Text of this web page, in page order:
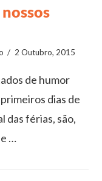
2 Outubro, 2015
de humor
dias de
das férias, são,
…